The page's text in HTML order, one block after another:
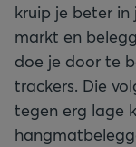
kruip je beter
markt en
doe je door te
trackers. Die
tegen erg lage